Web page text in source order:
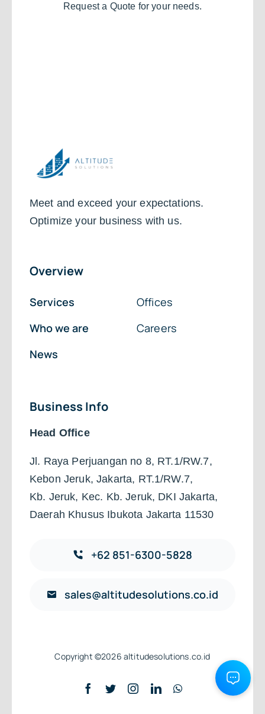
Request a Quote for your needs.
Meet and exceed your expectations.
Optimize your business with us.
Overview
Services
Who we are
News
Offices
Careers
Business Info
Head Office
Jl. Raya Perjuangan no 8, RT.1/RW.7,
Kebon Jeruk, Jakarta, RT.1/RW.7,
Kb. Jeruk, Kec. Kb. Jeruk, DKI Jakarta,
Daerah Khusus Ibukota Jakarta 11530
+62 851-6300-5828
sales@altitudesolutions.co.id
Copyright ©2026 altitudesolutions.co.id